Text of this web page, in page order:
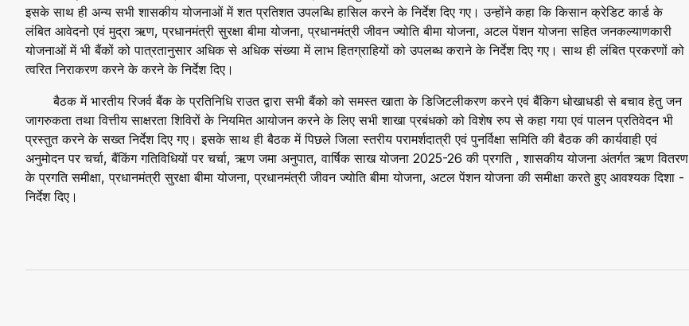
इसके साथ ही अन्य सभी शासकीय योजनाओं में शत प्रतिशत उपलब्धि हासिल करने के निर्देश दिए गए। उन्होंने कहा कि किसान क्रेडिट कार्ड के
लंबित आवेदनो एवं मुद्रा ऋण, प्रधानमंत्री सुरक्षा बीमा योजना, प्रधानमंत्री जीवन ज्योति बीमा योजना, अटल पेंशन योजना सहित जनकल्याणकारी
योजनाओं में भी बैंकों को पात्रतानुसार अधिक से अधिक संख्या में लाभ हितग्राहियों को उपलब्ध कराने के निर्देश दिए गए। साथ ही लंबित प्रकरणों को
त्वरित निराकरण करने के करने के निर्देश दिए।
बैठक में भारतीय रिजर्व बैंक के प्रतिनिधि राउत द्वारा सभी बैंको को समस्त खाता के डिजिटलीकरण करने एवं बैंकिग धोखाधडी से बचाव हेतु जन
जागरुकता तथा वित्तीय साक्षरता शिविरों के नियमित आयोजन करने के लिए सभी शाखा प्रबंधको को विशेष रुप से कहा गया एवं पालन प्रतिवेदन भी
प्रस्तुत करने के सख्त निर्देश दिए गए। इसके साथ ही बैठक में पिछले जिला स्तरीय परामर्शदात्री एवं पुनर्विक्षा समिति की बैठक की कार्यवाही एवं
अनुमोदन पर चर्चा, बैंकिंग गतिविधियों पर चर्चा, ऋण जमा अनुपात, वार्षिक साख योजना 2025-26 की प्रगति , शासकीय योजना अंतर्गत ऋण वितरण
के प्रगति समीक्षा, प्रधानमंत्री सुरक्षा बीमा योजना, प्रधानमंत्री जीवन ज्योति बीमा योजना, अटल पेंशन योजना की समीक्षा करते हुए आवश्यक दिशा -
निर्देश दिए।